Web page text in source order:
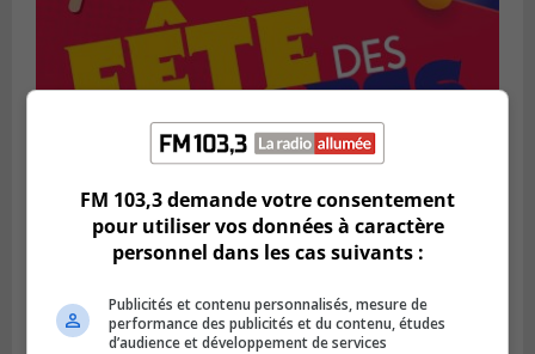
SAINT-BRUNO-DE-MONTARVILLE
La Fête des parcs est de retour à Saint-
Bruno
FM 103,3 demande votre consentement
pour utiliser vos données à caractère
personnel dans les cas suivants :
Publicités et contenu personnalisés, mesure de
performance des publicités et du contenu, études
d’audience et développement de services